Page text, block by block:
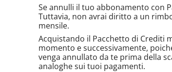
Se annulli il tuo abbonamento con
Tuttavia, non avrai diritto a un
mensile.
Acquistando il Pacchetto di Crediti
momento e successivamente,
venga annullato da te prima della
analoghe sui tuoi pagamenti.